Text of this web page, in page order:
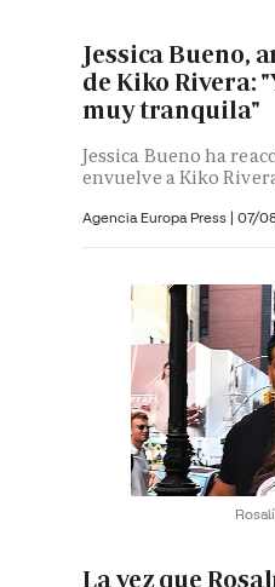
Jessica Bueno,
de Kiko Rivera:
muy tranquila"
Jessica Bueno ha
envuelve a Kiko
Agencia Europa Press | 07/
La vez que